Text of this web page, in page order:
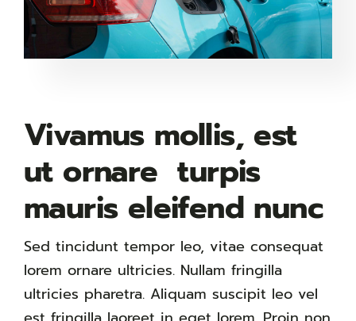
Vivamus mollis, est
ut ornare turpis
mauris eleifend nunc
Sed tincidunt tempor leo, vitae consequat
lorem ornare ultricies. Nullam fringilla
ultricies pharetra. Aliquam suscipit leo vel